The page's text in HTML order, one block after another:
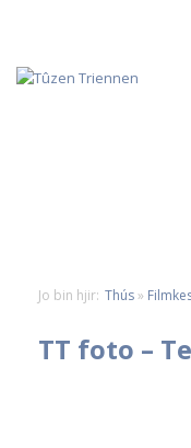
Jo bin hjir: Thús»
TT foto –